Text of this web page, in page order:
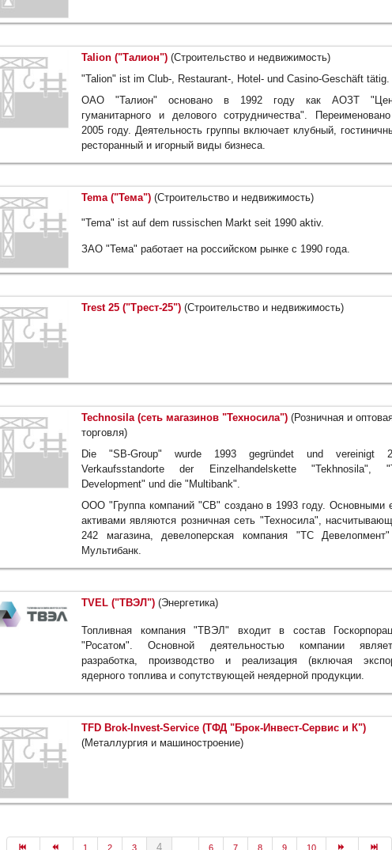
Talion ("Талион") (Строительство и недвижимость)
"Talion" ist im Club-, Restaurant-, Hotel- und Casino-Geschäft tätig.
ОАО "Талион" основано в 1992 году как АОЗТ
гуманитарного и делового сотрудничества".
2005 году. Деятельность группы включает клубный,
ресторанный и игорный виды бизнеса.
Tema ("Тема") (Строительство и недвижимость)
"Tema" ist auf dem russischen Markt seit 1990 aktiv.
ЗАО "Тема" работает на российском рынке с 1990 года.
Trest 25 ("Трест-25") (Строительство и недвижимость)
Technosila (сеть магазинов "Техносила") (Розничная и
торговля)
Die "SB-Group" wurde 1993 gegründet und vereinigt
Verkaufsstandorte der Einzelhandelskette "Tekhnosila",
Development" und die "Multibank".
ООО "Группа компаний "СВ" создано в 1993 году. Основными
активами являются розничная сеть "Техносила",
242 магазина, девелоперская компания "ТС
Мультибанк.
TVEL ("ТВЭЛ") (Энергетика)
Топливная компания "ТВЭЛ" входит в состав
"Росатом". Основной деятельностью компании
разработка, производство и реализация (включая
ядерного топлива и сопутствующей неядерной продукции.
TFD Brok-Invest-Service (ТФД "Брок-Инвест-Сервис и К")
(Металлургия и машиностроение)
1 2 3 4 6 7 8 9 10